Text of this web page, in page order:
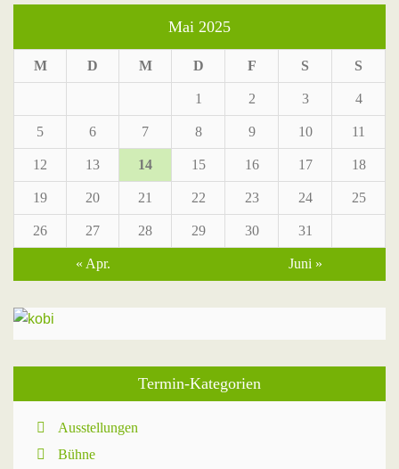
Mai 2025
M D M D F S S
1 2 3 4
5 6 7 8 9 10 11
12 13 14 15 16 17 18
19 20 21 22 23 24 25
26 27 28 29 30 31
« Apr. Juni »
Termin-Kategorien
Ausstellungen
Bühne